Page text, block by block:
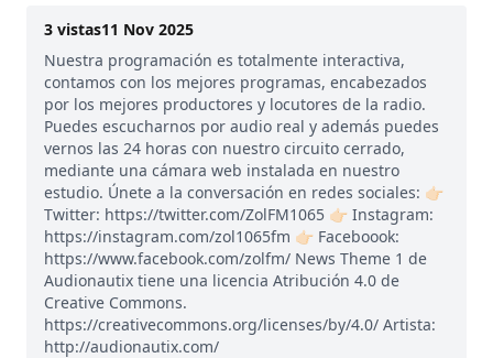
3 vistas11 Nov 2025
Nuestra programación es totalmente interactiva,
contamos con los mejores programas, encabezados
por los mejores productores y locutores de la radio.
Puedes escucharnos por audio real y además puedes
vernos las 24 horas con nuestro circuito cerrado,
mediante una cámara web instalada en nuestro
estudio. Únete a la conversación en redes sociales: 👉🏻
Twitter: https://twitter.com/ZolFM1065 👉🏻 Instagram:
https://instagram.com/zol1065fm 👉🏻 Faceboook:
https://www.facebook.com/zolfm/ News Theme 1 de
Audionautix tiene una licencia Atribución 4.0 de
Creative Commons.
https://creativecommons.org/licenses/by/4.0/ Artista:
http://audionautix.com/